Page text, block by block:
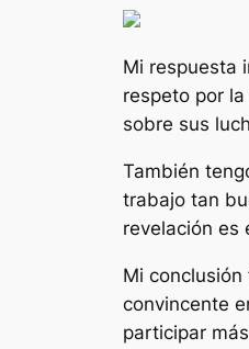
Mi respuesta
respeto por
sobre sus
También
trabajo tan
revelación es
Mi
convincente
participar